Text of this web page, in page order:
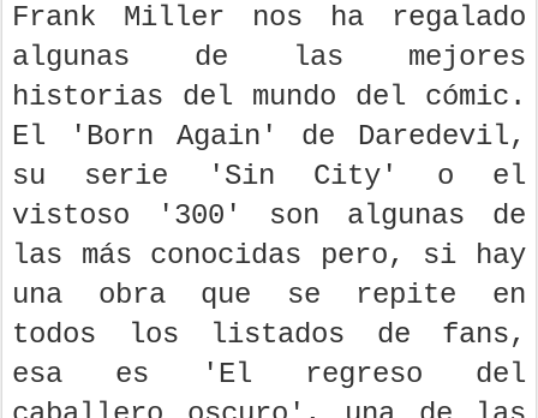
Frank Miller nos ha regalado
algunas de las mejores
historias del mundo del cómic.
El 'Born Again' de Daredevil,
su serie 'Sin City' o el
vistoso '300' son algunas de
las más conocidas pero, si hay
una obra que se repite en
todos los listados de fans,
esa es 'El regreso del